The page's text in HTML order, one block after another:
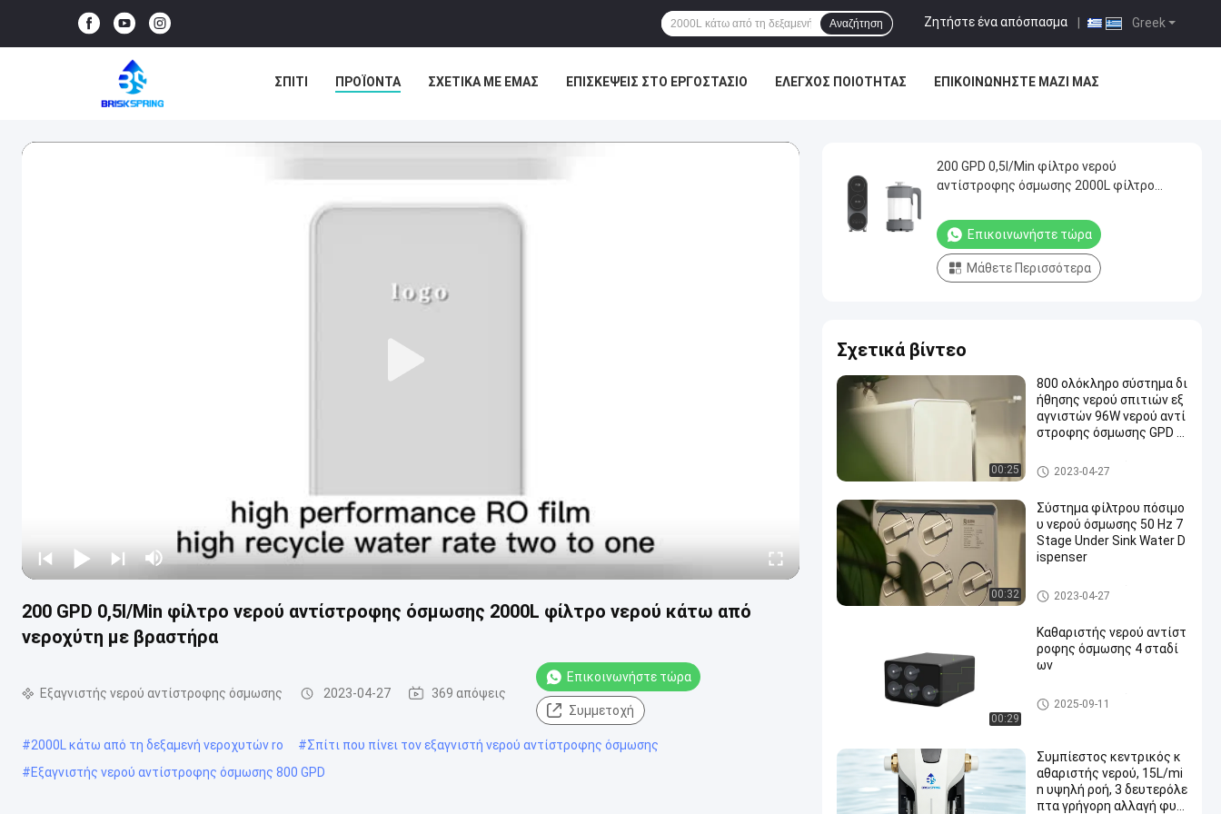
Greek
Ζητήστε ένα απόσπασμα
Αναζήτηση
ΣΠΊΤΙ ΠΡΟΪΌΝΤΑ ΣΧΕΤΙΚΆ ΜΕ ΕΜΆΣ ΕΠΙΣΚΈΨΕΙΣ ΣΤΟ ΕΡΓΟΣΤΆΣΙΟ ΈΛΕΓΧΟΣ ΠΟΙΌΤΗΤΑΣ ΕΠΙΚΟΙΝΩΝΉΣΤΕ ΜΑΖΊ ΜΑΣ
200 GPD 0,5l/Min φίλτρο νερού αντίστροφης όσμωσης 2000L φίλτρο νερού κάτω από
νεροχύτη με βραστήρα​
Εξαγνιστής νερού αντίστροφης όσμωσης 2023-04-27 369 απόψεις
Επικοινωνήστε τώρα
Συμμετοχή
#2000L κάτω από τη δεξαμενή νεροχυτών ro #Σπίτι που πίνει τον εξαγνιστή νερού αντίστροφης όσμωσης
#Εξαγνιστής νερού αντίστροφης όσμωσης 800 GPD
200 GPD 0,5l/Min φίλτρο νερού
αντίστροφης όσμωσης 2000L φίλτρο
Επικοινωνήστε τώρα
Μάθετε Περισσότερα
Σχετικά βίντεο
00:25
800 ολόκληρο σύστημα δι
ήθησης νερού σπιτιών εξ
αγνιστών 96W νερού αντί
στροφης όσμωσης GPD 2
Εξαγνιστής νερού αντίστροφ
ης όσμωσης
2023-04-27
00:32
Σύστημα φίλτρου πόσιμο
υ νερού όσμωσης 50 Hz 7
Stage Under Sink Water D
ispenser
Εξαγνιστής νερού αντίστροφ
ης όσμωσης
2023-04-27
00:29
Καθαριστής νερού αντίστ
ροφης όσμωσης 4 σταδί
ων
Εξαγνιστής νερού αντίστροφ
ης όσμωσης
2025-09-11
Συμπίεστος κεντρικός κ
αθαριστής νερού, 15L/mi
n υψηλή ροή, 3 δευτερόλε
πτα γρήγορη αλλαγή φυσ